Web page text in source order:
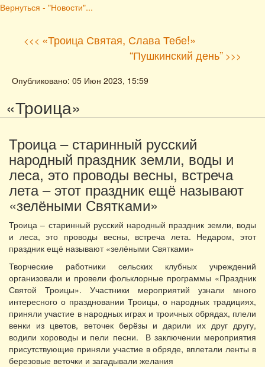
Вернуться - "Новости"...
<<< «Троица Святая, Слава Тебе!»
“Пушкинский день” >>>
Опубликовано: 05 Июн 2023, 15:59
«Троица»
Троица – старинный русский
народный праздник земли, воды и
леса, это проводы весны, встреча
лета – этот праздник ещё называют
«зелёными Святками»
Троица – старинный русский народный праздник земли, воды
и леса, это проводы весны, встреча лета. Недаром, этот
праздник ещё называют «зелёными Святками»
Творческие работники сельских клубных учреждений
организовали и провели фольклорные программы «Праздник
Святой Троицы». Участники мероприятий узнали много
интересного о праздновании Троицы, о народных традициях,
приняли участие в народных играх и троичных обрядах, плели
венки из цветов, веточек берёзы и дарили их друг другу,
водили хороводы и пели песни. В заключении мероприятия
присутствующие приняли участие в обряде, вплетали ленты в
березовые веточки и загадывали желания